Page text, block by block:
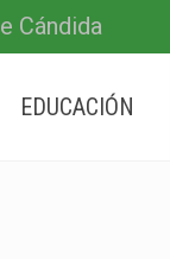
Cándida
EDUCACIÓN